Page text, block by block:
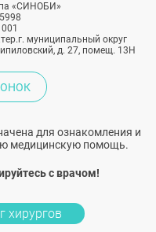
«СИНОБИ»
муниципальный округ
д. 27, помещ. 13Н
для ознакомления и
медицинскую помощь.
с врачом!
хирургов